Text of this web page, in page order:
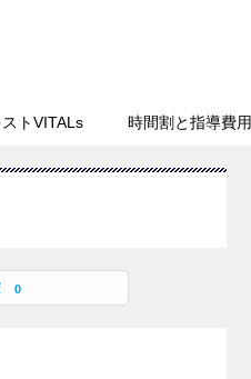
トVITALs 時間割と指導費用
0